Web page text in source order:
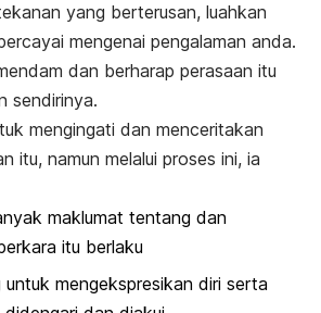
yang berterusan, luahkan
mengenai pengalaman anda.
dan berharap perasaan itu
sendirinya.
mengingati dan menceritakan
itu, namun melalui proses ini, ia
maklumat tentang dan
itu berlaku
untuk mengekspresikan diri serta